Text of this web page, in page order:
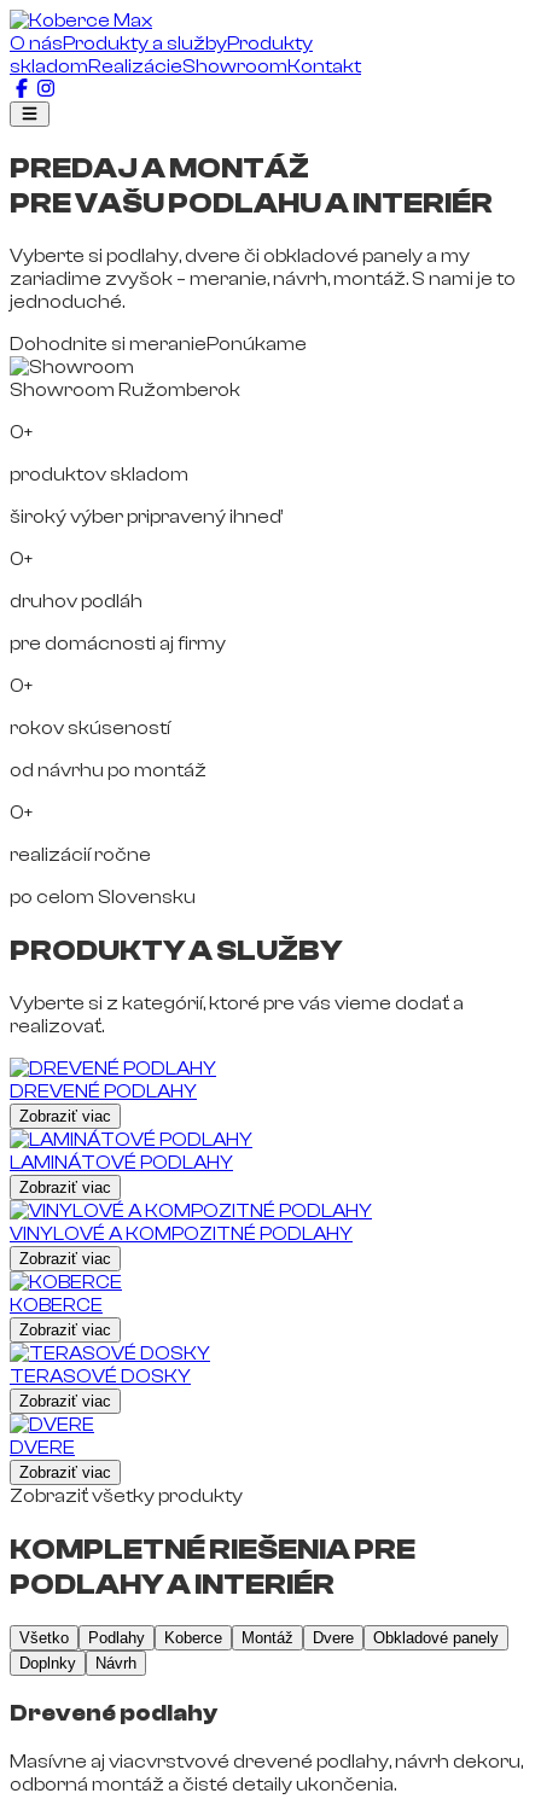
O násProdukty a službyProdukty
skladomRealizácieShowroomKontakt
PREDAJ A MONTÁŽ
PRE VAŠU PODLAHU A INTERIÉR
Vyberte si podlahy, dvere či obkladové panely a my
zariadime zvyšok – meranie, návrh, montáž. S nami je to
jednoduché.
Dohodnite si meraniePonúkame
Showroom Ružomberok
0+
produktov skladom
široký výber pripravený ihneď
0+
druhov podláh
pre domácnosti aj firmy
0+
rokov skúseností
od návrhu po montáž
0+
realizácií ročne
po celom Slovensku
PRODUKTY A SLUŽBY
Vyberte si z kategórií, ktoré pre vás vieme dodať a
realizovať.
DREVENÉ PODLAHY
Zobraziť viac
LAMINÁTOVÉ PODLAHY
Zobraziť viac
VINYLOVÉ A KOMPOZITNÉ PODLAHY
Zobraziť viac
KOBERCE
Zobraziť viac
TERASOVÉ DOSKY
Zobraziť viac
DVERE
Zobraziť viac
Zobraziť všetky produkty
KOMPLETNÉ RIEŠENIA PRE
PODLAHY A INTERIÉR
Všetko Podlahy Koberce Montáž Dvere
Obkladové panely
Doplnky
Návrh
Drevené podlahy
Masívne aj viacvrstvové drevené podlahy, návrh dekoru,
odborná montáž a čisté detaily ukončenia.